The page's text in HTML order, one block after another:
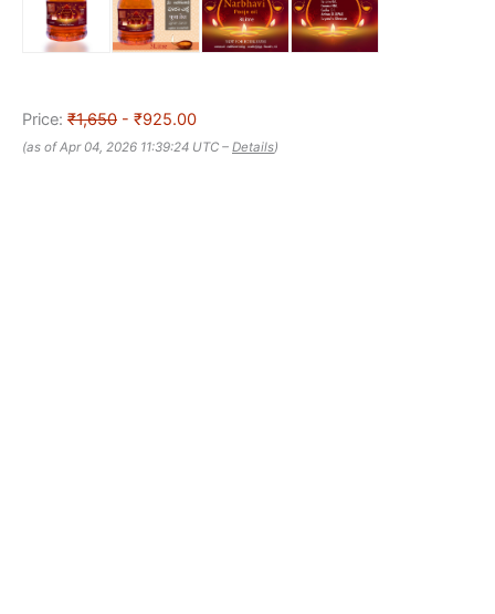
Price: ₹1,650 - ₹925.00
(as of Apr 04, 2026 11:39:24 UTC – Details)